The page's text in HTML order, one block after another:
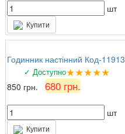
шт
Купити
Годинник настінний Код-11913
✓ Доступно★★★★★
850 грн. 680 грн.
шт
Купити